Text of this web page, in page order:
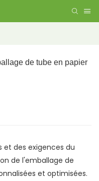
de tube en papier
et des exigences du
de l'emballage de
et optimisées.